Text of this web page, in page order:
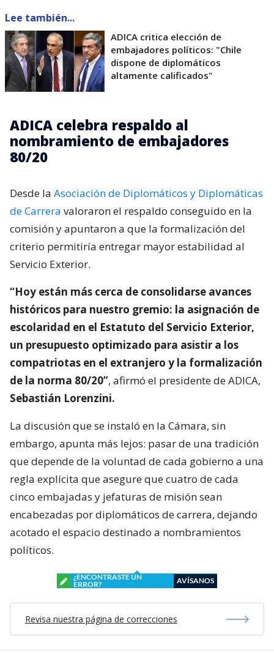
Lee también...
ADICA critica elección de
embajadores políticos: "Chile
dispone de diplomáticos
altamente calificados"
ADICA celebra respaldo al
nombramiento de embajadores
80/20
Desde la Asociación de Diplomáticos y Diplomáticas
de Carrera valoraron el respaldo conseguido en la
comisión y apuntaron a que la formalización del
criterio permitiría entregar mayor estabilidad al
Servicio Exterior.
“Hoy están más cerca de consolidarse avances
históricos para nuestro gremio: la asignación de
escolaridad en el Estatuto del Servicio Exterior,
un presupuesto optimizado para asistir a los
compatriotas en el extranjero y la formalización
de la norma 80/20”, afirmó el presidente de ADICA,
Sebastián Lorenzini.
La discusión que se instaló en la Cámara, sin
embargo, apunta más lejos: pasar de una tradición
que depende de la voluntad de cada gobierno a una
regla explícita que asegure que cuatro de cada
cinco embajadas y jefaturas de misión sean
encabezadas por diplomáticos de carrera, dejando
acotado el espacio destinado a nombramientos
políticos.
¿ENCONTRASTE UN
ERROR?
AVÍSANOS
Revisa nuestra página de correcciones